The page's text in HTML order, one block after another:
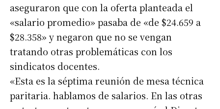
Suscribirme gratis
Dirección de correo electrónico
Nombre
aseguraron que con la oferta planteada el
«salario promedio» pasaba de «de $24.659 a
$28.358» y negaron que no se vengan
tratando otras problemáticas con los
sindicatos docentes.
«Esta es la séptima reunión de mesa técnica
paritaria. hablamos de salarios. En las otras